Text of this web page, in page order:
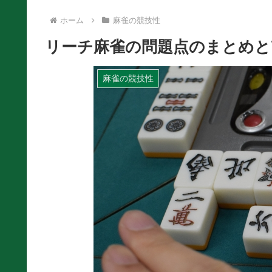
ホーム 麻雀の競技性
リーチ麻雀の問題点のまとめ
麻雀の競技性